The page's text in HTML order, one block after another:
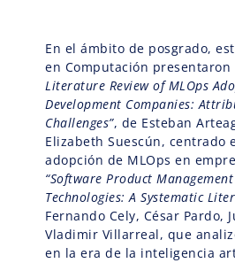
En el ámbito de posgrado,
en Computación
Literature Review of MLOps
Development Companies:
Challenges”, de Esteban
Elizabeth Suescún, centrado
adopción de MLOps en
“Software Product
Technologies: A Systematic
Fernando Cely, César Pardo,
Vladimir Villarreal, que
en la era de la inteligencia